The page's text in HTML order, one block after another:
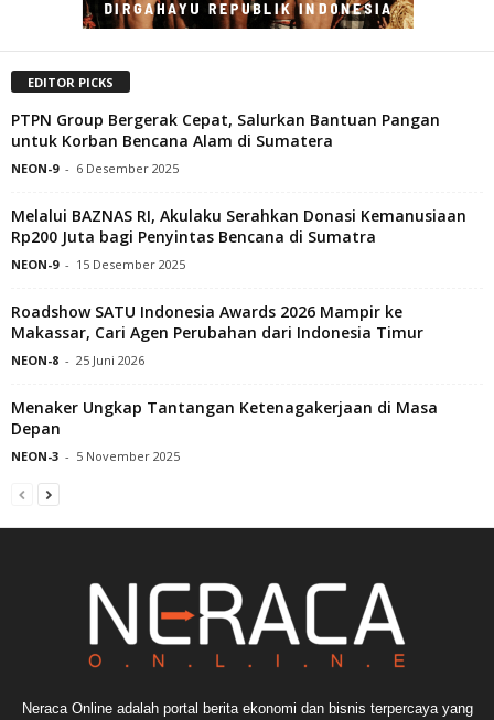
EDITOR PICKS
PTPN Group Bergerak Cepat, Salurkan Bantuan Pangan
untuk Korban Bencana Alam di Sumatera
NEON-9 - 6 Desember 2025
Melalui BAZNAS RI, Akulaku Serahkan Donasi Kemanusiaan
Rp200 Juta bagi Penyintas Bencana di Sumatra
NEON-9 - 15 Desember 2025
Roadshow SATU Indonesia Awards 2026 Mampir ke
Makassar, Cari Agen Perubahan dari Indonesia Timur
NEON-8 - 25 Juni 2026
Menaker Ungkap Tantangan Ketenagakerjaan di Masa
Depan
NEON-3 - 5 November 2025
Neraca Online adalah portal berita ekonomi dan bisnis terpercaya yang